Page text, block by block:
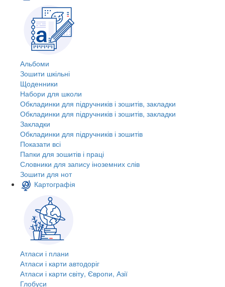
Альбоми
Зошити шкільні
Щоденники
Набори для школи
Обкладинки для підручників і зошитів, закладки
Обкладинки для підручників і зошитів, закладки
Закладки
Обкладинки для підручників і зошитів
Показати всі
Папки для зошитів і праці
Словники для запису іноземних слів
Зошити для нот
Картографія
Атласи і плани
Атласи і карти автодоріг
Атласи і карти світу, Європи, Азії
Глобуси